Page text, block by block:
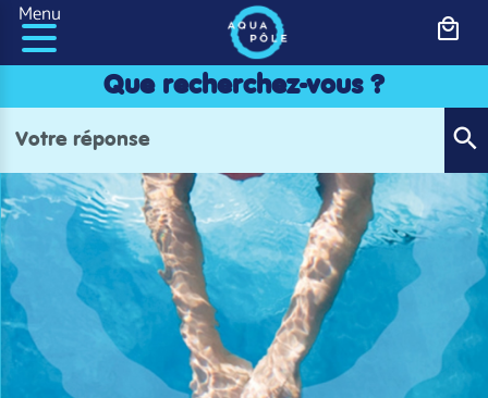
Panneau de gestion des cookies
Menu
Que recherchez-vous ?